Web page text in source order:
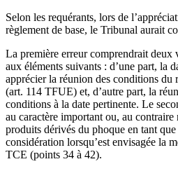
Selon les requérants, lors de
règlement de base, le Tribunal aurait
La première erreur comprendrait deux
aux éléments suivants : d’une part, la
apprécier la réunion des conditions du
(art. 114 TFUE) et, d’autre part, la
conditions à la date pertinente. Le
au caractère important ou, au contraire
produits dérivés du phoque en tant
considération lorsqu’est envisagée la
TCE (points 34 à 42).